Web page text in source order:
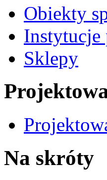
Obiekty
Instytucje
Sklepy
Na skróty